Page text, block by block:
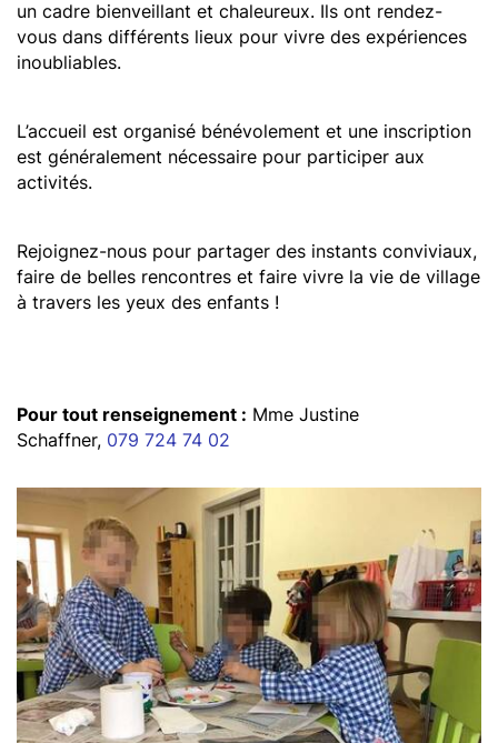
un cadre bienveillant et chaleureux. Ils ont rendez-
vous dans différents lieux pour vivre des expériences
inoubliables.
L’accueil est organisé bénévolement et une inscription
est généralement nécessaire pour participer aux
activités.
Rejoignez-nous pour partager des instants conviviaux,
faire de belles rencontres et faire vivre la vie de village
à travers les yeux des enfants !
Pour tout renseignement : Mme Justine
Schaffner, 079 724 74 02